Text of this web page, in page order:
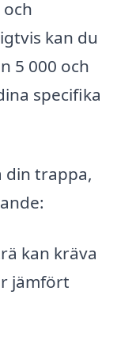
kan du
5 000 och
specifika
din trappa,
kan kräva
jämfört